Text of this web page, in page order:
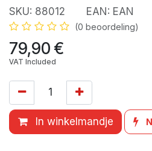
SKU: 88012 EAN: EAN
(0 beoordeling)
79,90€
VAT Included
In winkelmandje